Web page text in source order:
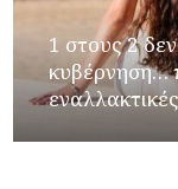
1 στους 2
κυβέρνηση…